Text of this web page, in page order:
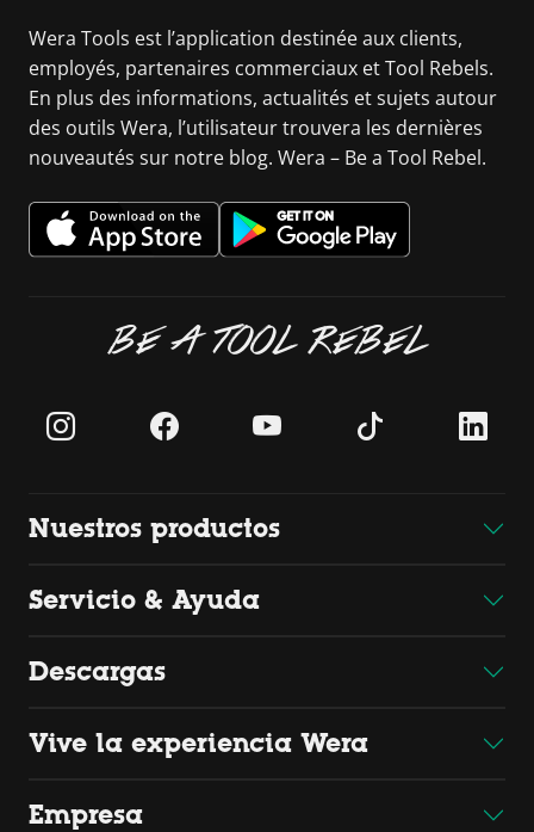
Wera Tools est l’application destinée aux clients,
employés, partenaires commerciaux et Tool Rebels.
En plus des informations, actualités et sujets autour
des outils Wera, l’utilisateur trouvera les dernières
nouveautés sur notre blog. Wera – Be a Tool Rebel.
BE A TOOL REBEL
Nuestros productos
Servicio & Ayuda
Descargas
Vive la experiencia Wera
Empresa